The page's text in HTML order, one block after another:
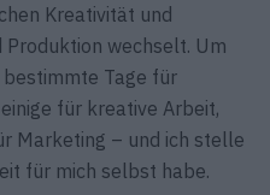
Kreativität und
Produktion wechselt. Um
Tage für
für kreative Arbeit,
Marketing – und ich stelle
für mich selbst habe.